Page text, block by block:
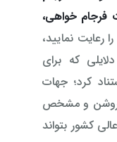
فرجام خواهی،
را رعایت نمایید،
که برای
کرد؛ جهات
روشن و مشخص
کشور بتواند